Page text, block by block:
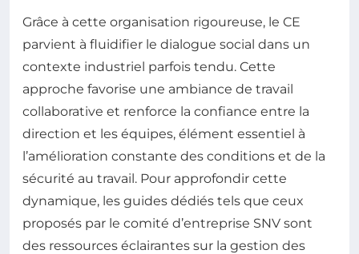
Grâce à cette organisation rigoureuse, le CE
parvient à fluidifier le dialogue social dans un
contexte industriel parfois tendu. Cette
approche favorise une ambiance de travail
collaborative et renforce la confiance entre la
direction et les équipes, élément essentiel à
l’amélioration constante des conditions et de la
sécurité au travail. Pour approfondir cette
dynamique, les guides dédiés tels que ceux
proposés par le comité d’entreprise SNV sont
des ressources éclairantes sur la gestion des